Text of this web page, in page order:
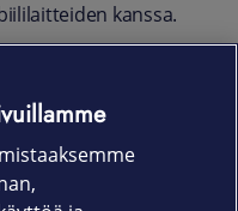
kanssa.